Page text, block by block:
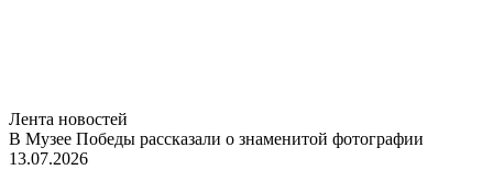
Лента новостей
В Музее Победы рассказали о знаменитой фотографии
13.07.2026